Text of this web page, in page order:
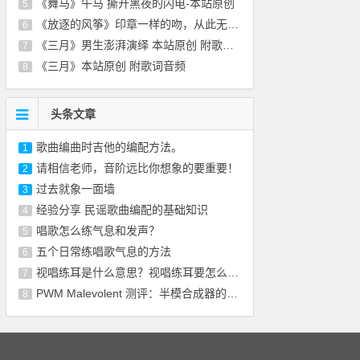
5 《舞马》午马 撕开黑夜的闪电-本站原创
6 《放逐的风筝》印章一样的吻，从此无悲无恨-
7 《三月》男生澎湃演绎 本站原创 附歌词音频
8 《三月》本站原创 附歌词音频
头条文章
1 歌曲编曲时吉他的编配方法。
2 请相信老师，音阶远比你想象的要重要！
3 过去就象一面墙
4 经验分享 民谣歌曲编配的基础知识
5 唱歌怎么练气息和发声？
6 五个日常练唱歌气息的方法
7 视唱练耳是什么意思？视唱练耳要怎么训练？
8 PWM Malevolent 测评：半模合成器的喜悦不是